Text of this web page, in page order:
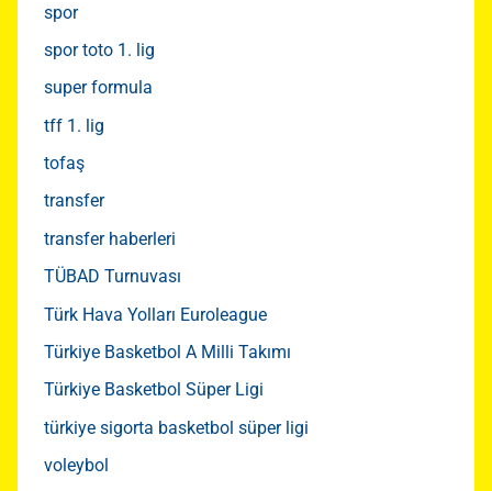
spor
spor toto 1. lig
super formula
tff 1. lig
tofaş
transfer
transfer haberleri
TÜBAD Turnuvası
Türk Hava Yolları Euroleague
Türkiye Basketbol A Milli Takımı
Türkiye Basketbol Süper Ligi
türkiye sigorta basketbol süper ligi
voleybol